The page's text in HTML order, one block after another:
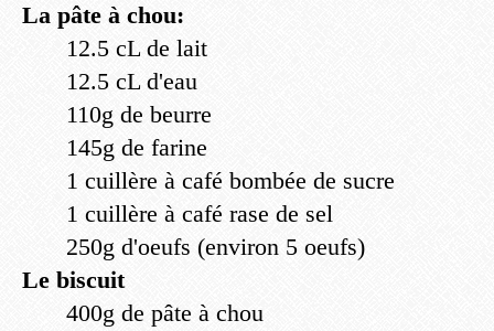
La pâte à chou:
12.5 cL de lait
12.5 cL d'eau
110g de beurre
145g de farine
1 cuillère à café bombée de sucre
1 cuillère à café rase de sel
250g d'oeufs (environ 5 oeufs)
Le biscuit
400g de pâte à chou